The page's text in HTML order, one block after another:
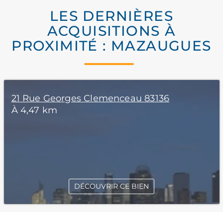
LES DERNIÈRES
ACQUISITIONS À
PROXIMITÉ : MAZAUGUES
21 Rue Georges Clemenceau 83136
À 4,47 km
DÉCOUVRIR CE BIEN